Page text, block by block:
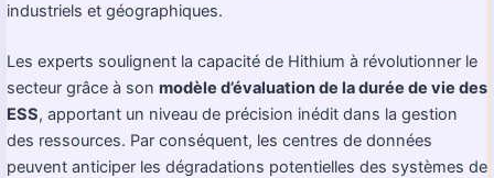
industriels et géographiques.
Les experts soulignent la capacité de Hithium à révolutionner le
secteur grâce à son modèle d’évaluation de la durée de vie des
ESS, apportant un niveau de précision inédit dans la gestion
des ressources. Par conséquent, les centres de données
peuvent anticiper les dégradations potentielles des systèmes de